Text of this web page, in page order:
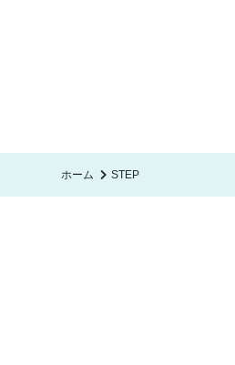
ホーム STEP